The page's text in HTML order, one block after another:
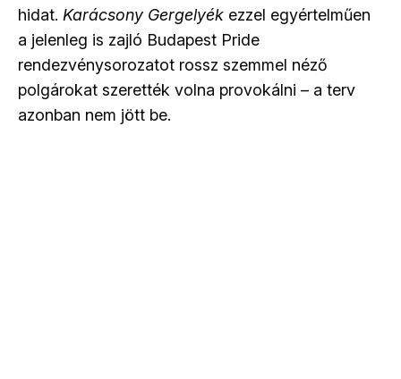
hidat. Karácsony Gergelyék ezzel egyértelműen
a jelenleg is zajló Budapest Pride
rendezvénysorozatot rossz szemmel néző
polgárokat szerették volna provokálni – a terv
azonban nem jött be.